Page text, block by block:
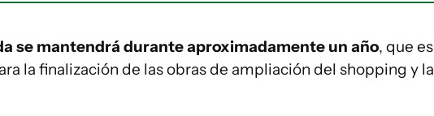
se mantendrá durante aproximadamente un año, que es
la finalización de las obras de ampliación del shopping y la